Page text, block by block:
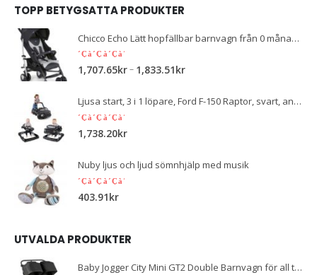
TOPP BETYGSATTA PRODUKTER
Chicco Echo Lätt hopfällbar barnvagn från 0 månader till 22 kg, kompakt barnbuggy med frambygel, sovposition, paraplystängning, justerbart parasoll
5.00out of 5
1,707.65kr– 1,833.51kr
Ljusa start, 3 i 1 löpare, Ford F-150 Raptor, svart, användbar i 3 varianter, 2 barn kan spela samtidigt, växer med, från 6 månader
5.00out of 5
1,738.20kr
Nuby ljus och ljud sömnhjälp med musik
out of 5
403.91kr
UTVALDA PRODUKTER
Baby Jogger City Mini GT2 Double Barnvagn för all terräng, ljus, vikbar, skiffergrå